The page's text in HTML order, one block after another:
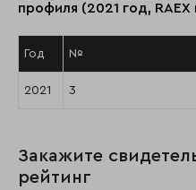
профиля (2021 год,
Год №
2021 3
Закажите
рейтинг